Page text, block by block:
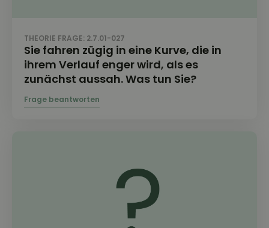
THEORIE FRAGE: 2.7.01-027
Sie fahren zügig in eine Kurve, die in
ihrem Verlauf enger wird, als es
zunächst aussah. Was tun Sie?